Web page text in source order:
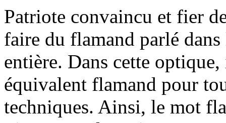
Patriote convaincu et fier
faire du flamand parlé
entière. Dans cette
équivalent flamand pour
techniques. Ainsi, le mot